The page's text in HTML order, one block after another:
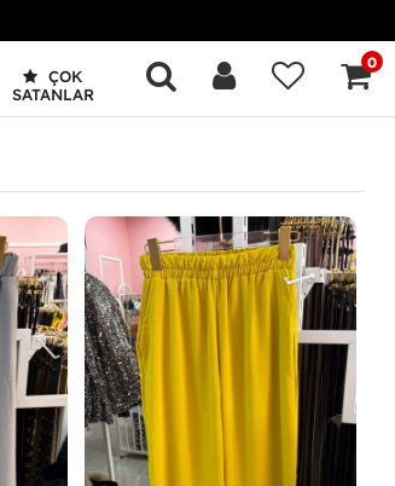
ÇOK
SATANLAR
0